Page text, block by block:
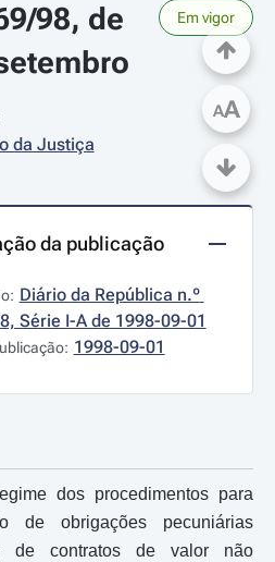
98, de
Em vigor
da Justiça
da publicação
Diário da República n.º
Série I-A de 1998-09-01
1998-09-01
dos procedimentos para
de obrigações pecuniárias
de contratos de valor não
AA